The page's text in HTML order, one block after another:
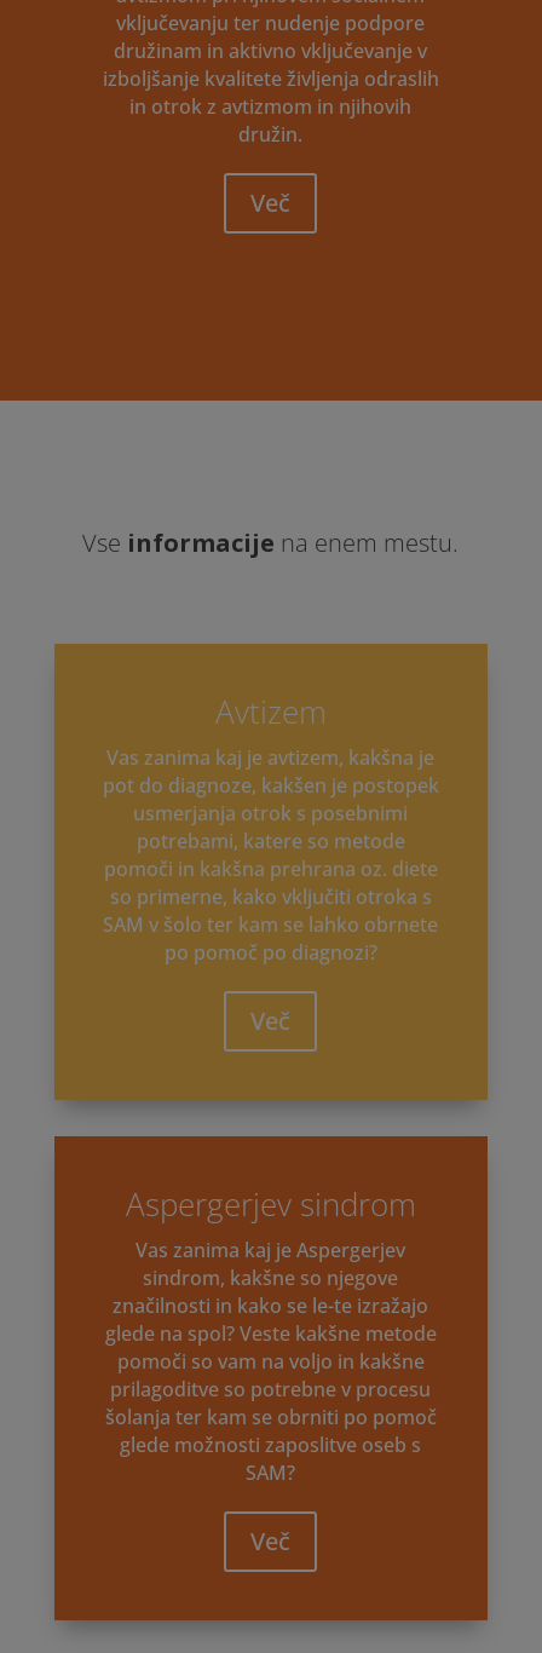
vključevanju ter nudenje podpore
družinam in aktivno vključevanje v
izboljšanje kvalitete življenja odraslih
in otrok z avtizmom in njihovih
družin.
Več
Vse informacije na enem mestu.
Avtizem
Vas zanima kaj je avtizem, kakšna je
pot do diagnoze, kakšen je postopek
usmerjanja otrok s posebnimi
potrebami, katere so metode
pomoči in kakšna prehrana oz. diete
so primerne, kako vključiti otroka s
SAM v šolo ter kam se lahko obrnete
po pomoč po diagnozi?
Več
Aspergerjev sindrom
Vas zanima kaj je Aspergerjev
sindrom, kakšne so njegove
značilnosti in kako se le-te izražajo
glede na spol? Veste kakšne metode
pomoči so vam na voljo in kakšne
prilagoditve so potrebne v procesu
šolanja ter kam se obrniti po pomoč
glede možnosti zaposlitve oseb s
SAM?
Več